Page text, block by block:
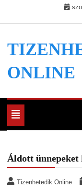
ONLINE
Toggle
navigation
Áldott ünnepeket
Tizenhetedik Online